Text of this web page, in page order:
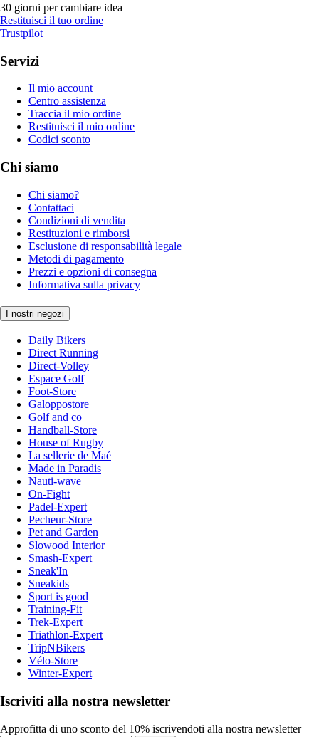
30 giorni per cambiare idea
Restituisci il tuo ordine
Trustpilot
Servizi
Il mio account
Centro assistenza
Traccia il mio ordine
Restituisci il mio ordine
Codici sconto
Chi siamo
Chi siamo?
Contattaci
Condizioni di vendita
Restituzioni e rimborsi
Esclusione di responsabilità legale
Metodi di pagamento
Prezzi e opzioni di consegna
Informativa sulla privacy
I nostri negozi
Daily Bikers
Direct Running
Direct-Volley
Espace Golf
Foot-Store
Galoppostore
Golf and co
Handball-Store
House of Rugby
La sellerie de Maé
Made in Paradis
Nauti-wave
On-Fight
Padel-Expert
Pecheur-Store
Pet and Garden
Slowood Interior
Smash-Expert
Sneak'In
Sneakids
Sport is good
Training-Fit
Trek-Expert
Triathlon-Expert
TripNBikers
Vélo-Store
Winter-Expert
Iscriviti alla nostra newsletter
Approfitta di uno sconto del 10% iscrivendoti alla nostra newsletter